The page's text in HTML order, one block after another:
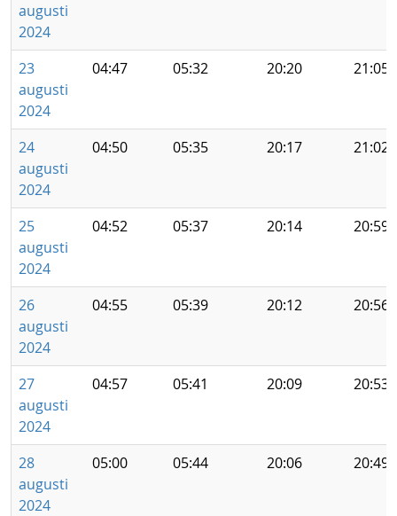
augusti
2024
23
augusti
2024
04:47 05:32 20:20 21:05
24
augusti
2024
04:50 05:35 20:17 21:02
25
augusti
2024
04:52 05:37 20:14 20:59
26
augusti
2024
04:55 05:39 20:12 20:56
27
augusti
2024
04:57 05:41 20:09 20:53
28
augusti
2024
05:00 05:44 20:06 20:49